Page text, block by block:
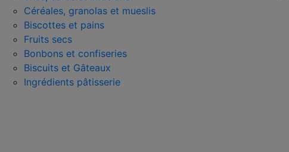
Céréales, granolas et mueslis
Biscottes et pains
Fruits secs
Bonbons et confiseries
Biscuits et Gâteaux
Ingrédients pâtisserie